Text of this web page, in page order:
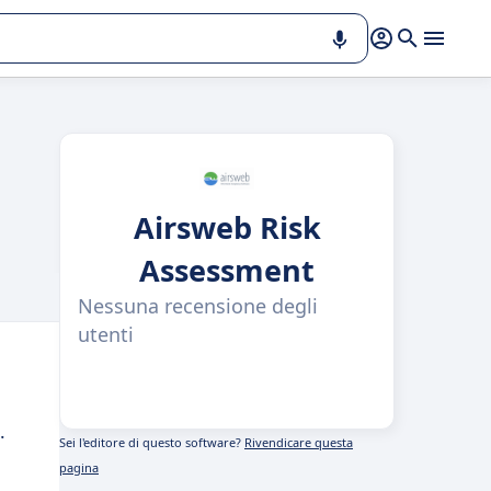
Airsweb Risk
Assessment
Nessuna recensione degli
utenti
Sei l'editore di questo software? Rivendicare questa
pagina